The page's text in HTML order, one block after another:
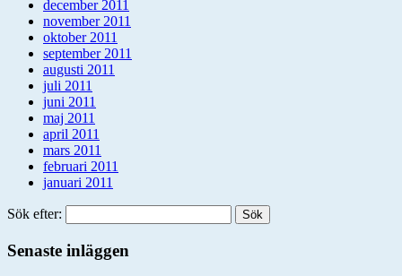
december 2011
november 2011
oktober 2011
september 2011
augusti 2011
juli 2011
juni 2011
maj 2011
april 2011
mars 2011
februari 2011
januari 2011
Sök efter:
Senaste inläggen